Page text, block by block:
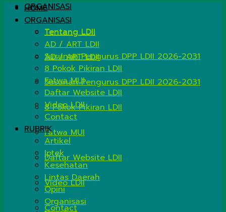
ORGANISASI
Tentang LDII
AD / ART LDII
Susunan Pengurus DPP LDII 2026-2031
8 Pokok Pikiran LDII
Fatwa MUI
Daftar Website LDII
Video LDII
Contact
HOME
ORGANISASI
Tentang LDII
AD / ART LDII
Susunan Pengurus DPP LDII 2026-2031
8 Pokok Pikiran LDII
Fatwa MUI
Daftar Website LDII
Video LDII
Contact
RUBRIK
Artikel
Iptek
Kesehatan
Lintas Daerah
Opini
Organisasi